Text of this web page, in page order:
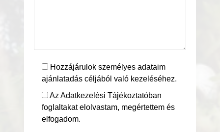
Hozzájárulok személyes adataim
ajánlatadás céljából való kezeléséhez.
Az Adatkezelési Tájékoztatóban
foglaltakat elolvastam, megértettem és
elfogadom.